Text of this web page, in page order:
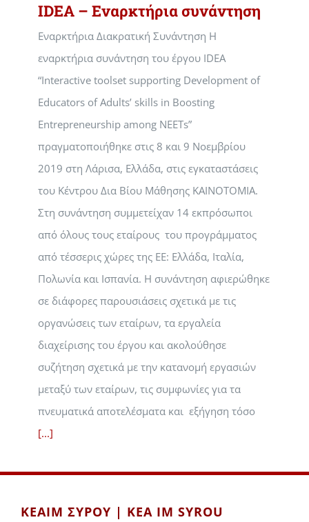
IDEA – Εναρκτήρια συνάντηση
Εναρκτήρια Διακρατική Συνάντηση Η
εναρκτήρια συνάντηση του έργου IDEA
“Interactive toolset supporting Development of
Educators of Adults’ skills in Boosting
Entrepreneurship among NEETs”
πραγματοποιήθηκε στις 8 και 9 Νοεμβρίου
2019 στη Λάρισα, Ελλάδα, στις εγκαταστάσεις
του Κέντρου Δια Βίου Μάθησης KAINOTOMIA.
Στη συνάντηση συμμετείχαν 14 εκπρόσωποι
από όλους τους εταίρους του προγράμματος
από τέσσερις χώρες της ΕΕ: ​​Ελλάδα, Ιταλία,
Πολωνία και Ισπανία. Η συνάντηση αφιερώθηκε
σε διάφορες παρουσιάσεις σχετικά με τις
οργανώσεις των εταίρων, τα εργαλεία
διαχείρισης του έργου και ακολούθησε
συζήτηση σχετικά με την κατανομή εργασιών
μεταξύ των εταίρων, τις συμφωνίες για τα
πνευματικά αποτελέσματα και εξήγηση τόσο
[...]
ΚΕΑΙΜ ΣΥΡΟΥ | KEA IM SYROU